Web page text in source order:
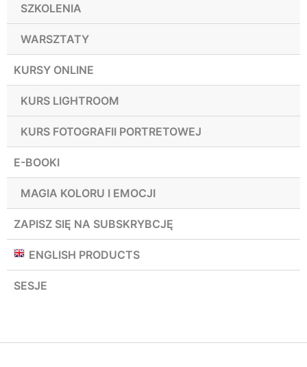
SZKOLENIA
WARSZTATY
KURSY ONLINE
KURS LIGHTROOM
KURS FOTOGRAFII PORTRETOWEJ
E-BOOKI
MAGIA KOLORU I EMOCJI
ZAPISZ SIĘ NA SUBSKRYBCJĘ
ENGLISH PRODUCTS
SESJE